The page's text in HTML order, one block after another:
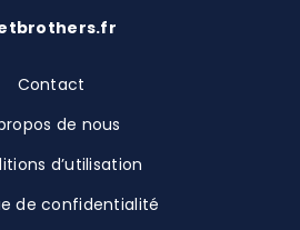
Contact
de nous
d’utilisation
de confidentialité